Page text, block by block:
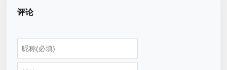
评论